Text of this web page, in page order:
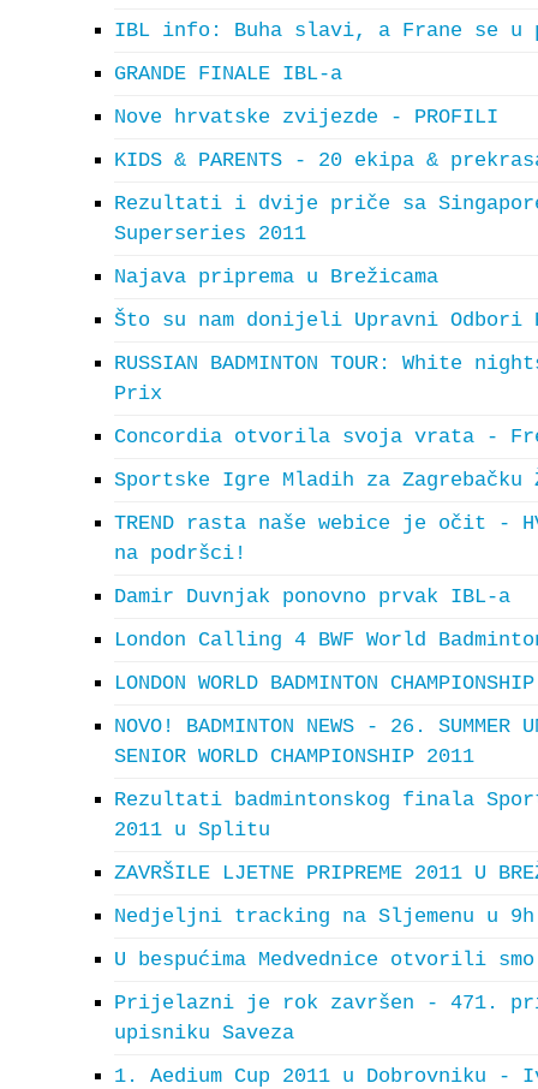
IBL info: Buha slavi, a Frane se u
GRANDE FINALE IBL-a
Nove hrvatske zvijezde - PROFILI
KIDS & PARENTS - 20 ekipa &
Rezultati i dvije priče sa Singapore
Superseries 2011
Najava priprema u Brežicama
Što su nam donijeli Upravni Odbori
RUSSIAN BADMINTON TOUR: White
Prix
Concordia otvorila svoja vrata -
Sportske Igre Mladih za
TREND rasta naše webice je očit -
na podršci!
Damir Duvnjak ponovno prvak IBL-a
London Calling 4 BWF World
LONDON WORLD BADMINTON
NOVO! BADMINTON NEWS - 26.
SENIOR WORLD CHAMPIONSHIP 2011
Rezultati badmintonskog finala
2011 u Splitu
ZAVRŠILE LJETNE PRIPREME 2011 U
Nedjeljni tracking na Sljemenu u 9h
U bespućima Medvednice otvorili smo
Prijelazni je rok završen - 471.
upisniku Saveza
1. Aedium Cup 2011 u Dobrovniku -